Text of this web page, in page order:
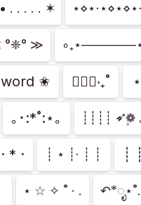
. . . . . ✶
≫
✬ ✱ੈ✩‧₊˚
｡･:*˚:⋆｡ ➶❁۪ ｡˚ ⋆
* · ┊ ⋆ ┊· ┊ ┊ ┊
⋆ ☆ ✧ ˚ · .